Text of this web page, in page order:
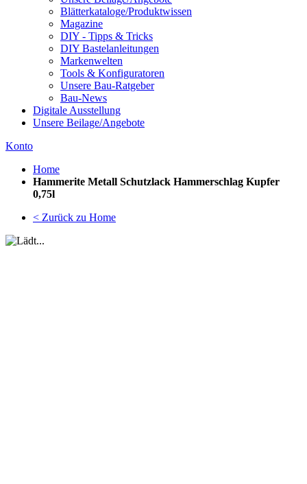
Blätterkataloge/Produktwissen
Magazine
DIY - Tipps & Tricks
DIY Bastelanleitungen
Markenwelten
Tools & Konfiguratoren
Unsere Bau-Ratgeber
Bau-News
Digitale Ausstellung
Unsere Beilage/Angebote
Konto
Home
Hammerite Metall Schutzlack Hammerschlag Kupfer
0,75l
< Zurück zu Home